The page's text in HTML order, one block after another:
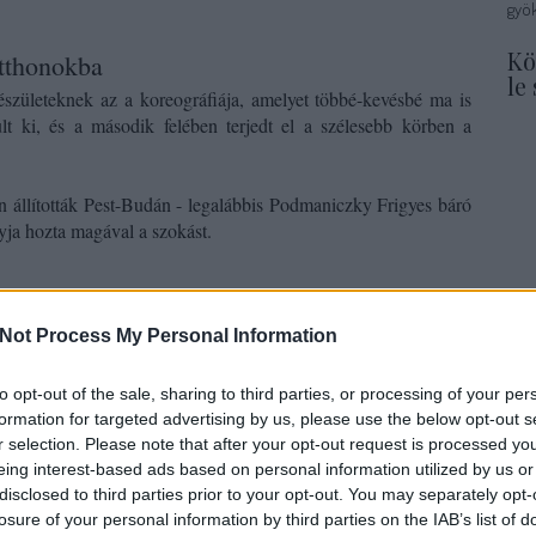
Process My Personal Information
opt-out of the sale, sharing to third parties, or processing of your
for targeted advertising by us, please use the below opt-out
selection. Please note that after your opt-out request is processed
interest-based ads based on personal information utilized by us
to third parties prior to your opt-out. You may separately
of your personal information by third parties on the IAB’s list of
az a koreográfiája, amelyet többé-kevésbé ma is
ki, és a második felében terjedt el a szélesebb körben a
állították Pest-Budán - legalábbis Podmaniczky Frigyes báró
hozta magával a szokást.
s e divatot, úgy látszik, édesanyám honosította meg
által arra képesítve voltak, már december első napjaiban
melyeket karácsonyi ajándékul elnyerni óhajtottak. Ha azok
voltak följegyezve, az szüleink részéről visszadobatott,
órakor megkezdődött az ünnepély éspedig a következő
cselédség. A teremben néma, ünnepélyes csend honolt. A
le